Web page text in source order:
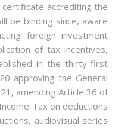
accrediting the
be binding since, aware
foreign investment
of tax incentives,
in the thirty-first
approving the General
amending Article 36 of
Tax on deductions
audiovisual series